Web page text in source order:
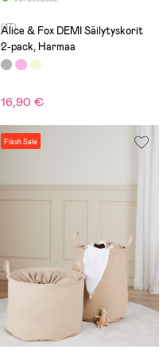
(17)
Alice & Fox DEMI Säilytyskorit
2-pack, Harmaa
16,90 €
Flash Sale